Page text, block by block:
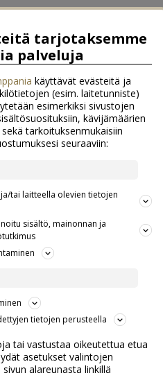
on yhä aikaa osallistua
tunnelmaa edustava, kuvasi
luumutiimissäni, jonka kesken,
3000€matkalahjakortti! Ei siis
keskelle – tai joulusta
tarjotaksemme
palveluja
käyttävät evästeitä ja
(esim. laitetunniste)
esimerkiksi sivustojen
kävijämäärien
tarkoituksenmukaisiin
seuraaviin:
tai laitteella olevien tietojen
sisältö, mainonnan ja
tietojen perusteella
tai vastustaa oikeutettua etua
asetukset valintojen
alareunasta linkillä